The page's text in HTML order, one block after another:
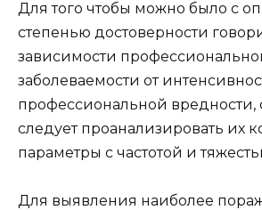
Для того чтобы можно было с
степенью достоверности
зависимости
заболеваемости от
профессиональной вредности,
следует проанализировать их
параметры с частотой и
Для выявления наиболее